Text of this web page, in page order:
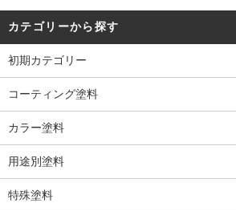
カテゴリーから探す
初期カテゴリー
コーティング塗料
カラー塗料
用途別塗料
特殊塗料